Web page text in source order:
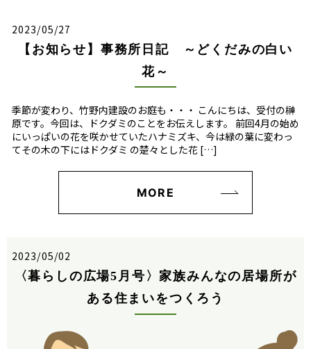
2023/05/27
【お知らせ】事務所日記 ～どくだみの白い
花～
季節が変わり、竹野内建設のお庭も・・・ こんにちは、受付の榊
原です。今回は、ドクダミのことをお伝えします。 前回4月の始め
にいっぱいの花を咲かせていたハナミズキ、今は緑の葉に変わっ
てその木の下にはドクダミ の楚々とした花 […]
MORE
2023/05/02
〈暮らしの広場5月号〉家族みんなの居場所が
ある住まいをつくろう